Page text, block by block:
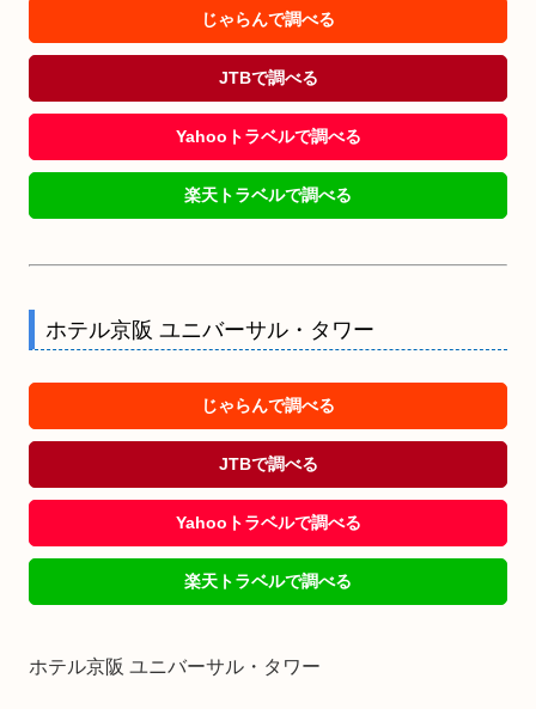
じゃらんで調べる
JTBで調べる
Yahooトラベルで調べる
楽天トラベルで調べる
ホテル京阪 ユニバーサル・タワー
じゃらんで調べる
JTBで調べる
Yahooトラベルで調べる
楽天トラベルで調べる
ホテル京阪 ユニバーサル・タワー